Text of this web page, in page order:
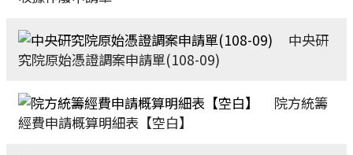
中央研
究院原始憑證調案申請單(108-09)
院方統籌
經費申請概算明細表【空白】